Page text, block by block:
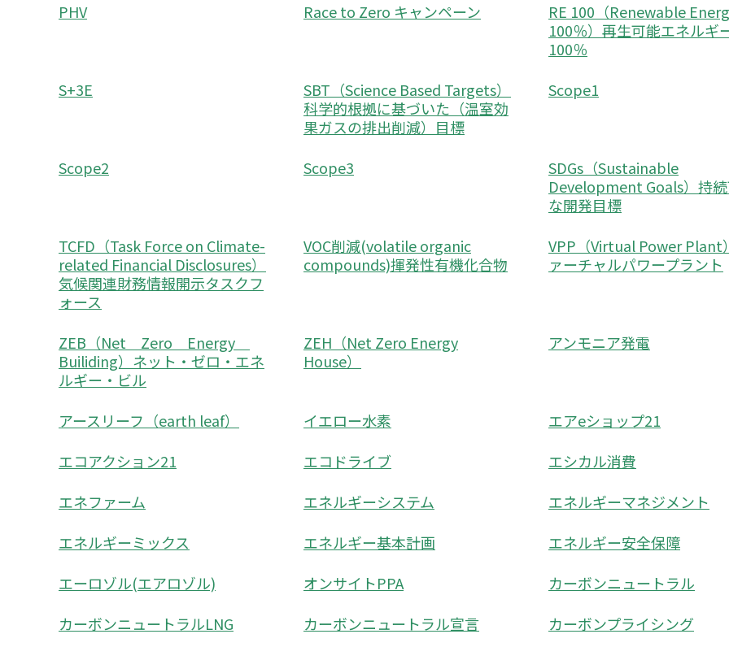
PHV
Race to Zero キャンペーン
RE 100（Renewable
100％）再生可能エネルギ
100％
S+3E
SBT（Science Based Targets）
科学的根拠に基づいた（温室効
果ガスの排出削減）目標
Scope1
Scope2 Scope3
SDGs（Sustainable
Development Goals）持
な開発目標
TCFD（Task Force on Climate-
related Financial Disclosures）
気候関連財務情報開示タスクフ
ォース
VOC削減(volatile organic
compounds)揮発性有機化合物
VPP（Virtual Power Plant
ァーチャルパワープラント
ZEB（Net Zero Energy
Builiding）ネット・ゼロ・エネ
ルギー・ビル
ZEH（Net Zero Energy
House）
アンモニア発電
アースリーフ（earth leaf） イエロー水素
エアeショップ21
エコアクション21
エコドライブ
エシカル消費
エネファーム
エネルギーシステム
エネルギーマネジメント
エネルギーミックス
エネルギー基本計画
エネルギー安全保障
エーロゾル(エアロゾル)
オンサイトPPA
カーボンニュートラル
カーボンニュートラルLNG
カーボンニュートラル宣言
カーボンプライシング